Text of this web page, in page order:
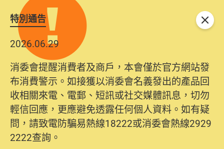
特別通告
2026.06.29
消委會提醒消費者及商戶，本會僅於官方網站發
布消費警示。如接獲以消委會名義發出的產品回
收相關來電、電郵、短訊或社交媒體訊息，切勿
輕信回應，更應避免透露任何個人資料。如有疑
問，請致電防騙易熱線18222或消委會熱線2929
2222查詢。
關閉